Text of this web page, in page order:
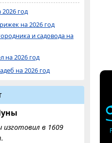
год
на 2026 год
и садовода на
на 2026 год
на 2026 год
в 1609